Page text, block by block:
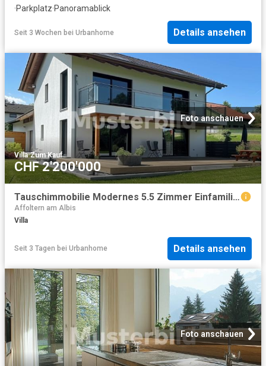
·Parkplatz·Panoramablick
Seit 3 Wochen bei Urbanhome Details ansehen
Foto anschauen
Villa·Zum Kauf
CHF 2'200'000
Tauschimmobilie Modernes 5.5 Zimmer Einfamilienhaus in Männedorf
Affoltern am Albis
Villa
Seit 3 Tagen bei Urbanhome Details ansehen
Foto anschauen